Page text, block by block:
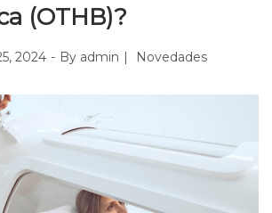
(OTHB)?
2024 By admin Novedades